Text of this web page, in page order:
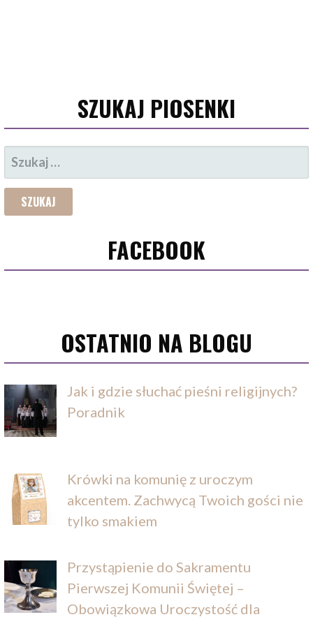
SZUKAJ PIOSENKI
SZUKAJ:
FACEBOOK
OSTATNIO NA BLOGU
Jak i gdzie słuchać pieśni religijnych?
Poradnik
Krówki na komunię z uroczym
akcentem. Zachwycą Twoich gości nie
tylko smakiem
Przystąpienie do Sakramentu
Pierwszej Komunii Świętej –
Obowiązkowa Uroczystość dla